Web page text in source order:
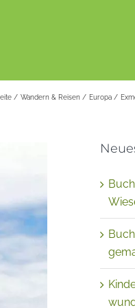
Wandern & Reisen Europa